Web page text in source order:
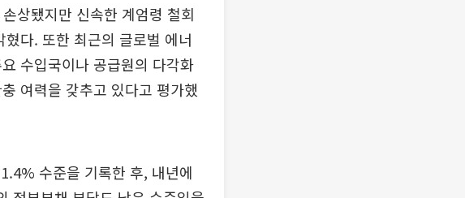
상됐지만 신속한 계엄령 철회
다. 또한 최근의 글로벌 에너
수입국이나 공급원의 다각화
여력을 갖추고 있다고 평가했
수준을 기록한 후, 내년에